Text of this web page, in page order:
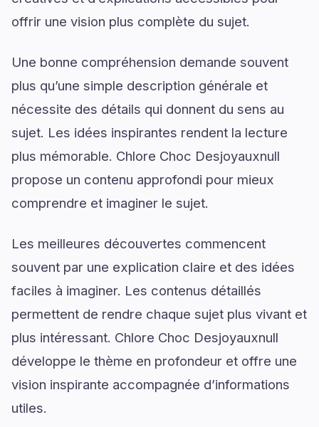
offrir une vision plus complète du sujet.
Une bonne compréhension demande souvent
plus qu’une simple description générale et
nécessite des détails qui donnent du sens au
sujet. Les idées inspirantes rendent la lecture
plus mémorable. Chlore Choc Desjoyauxnull
propose un contenu approfondi pour mieux
comprendre et imaginer le sujet.
Les meilleures découvertes commencent
souvent par une explication claire et des idées
faciles à imaginer. Les contenus détaillés
permettent de rendre chaque sujet plus vivant et
plus intéressant. Chlore Choc Desjoyauxnull
développe le thème en profondeur et offre une
vision inspirante accompagnée d’informations
utiles.